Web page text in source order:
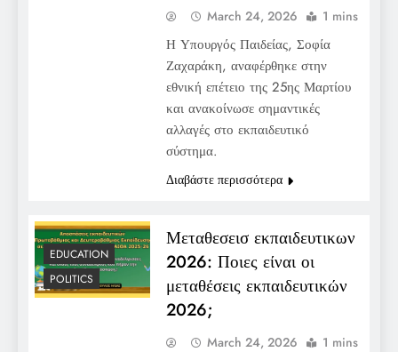
March 24, 2026 1 mins
Η Υπουργός Παιδείας, Σοφία
Ζαχαράκη, αναφέρθηκε στην
εθνική επέτειο της 25ης Μαρτίου
και ανακοίνωσε σημαντικές
αλλαγές στο εκπαιδευτικό
σύστημα.
Διαβάστε περισσότερα
EDUCATION
POLITICS
Μεταθεσεισ εκπαιδευτικων
2026: Ποιες είναι οι
μεταθέσεις εκπαιδευτικών
2026;
March 24, 2026 1 mins